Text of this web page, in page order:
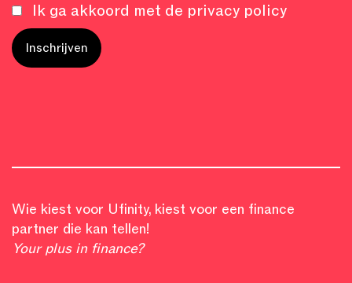
Ik ga akkoord met de privacy policy
Wie kiest voor Ufinity, kiest voor een finance
partner die kan tellen!
Your plus in finance?